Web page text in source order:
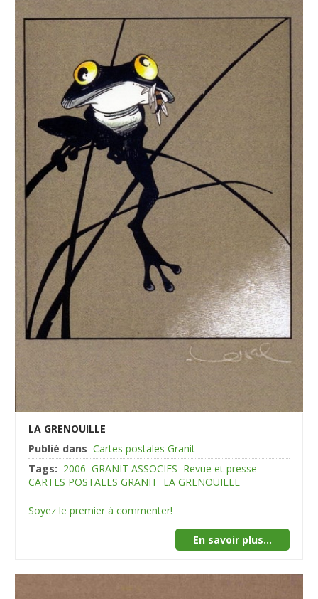
LA GRENOUILLE
Publié dans Cartes postales Granit
Tags: 2006 GRANIT ASSOCIES Revue et presse
CARTES POSTALES GRANIT LA GRENOUILLE
Soyez le premier à commenter!
En savoir plus...